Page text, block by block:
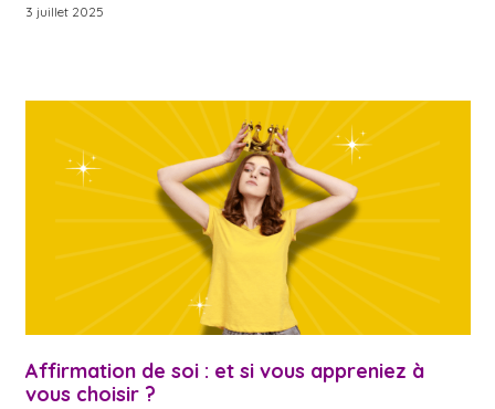
3 juillet 2025
Affirmation de soi : et si vous appreniez à
vous choisir ?